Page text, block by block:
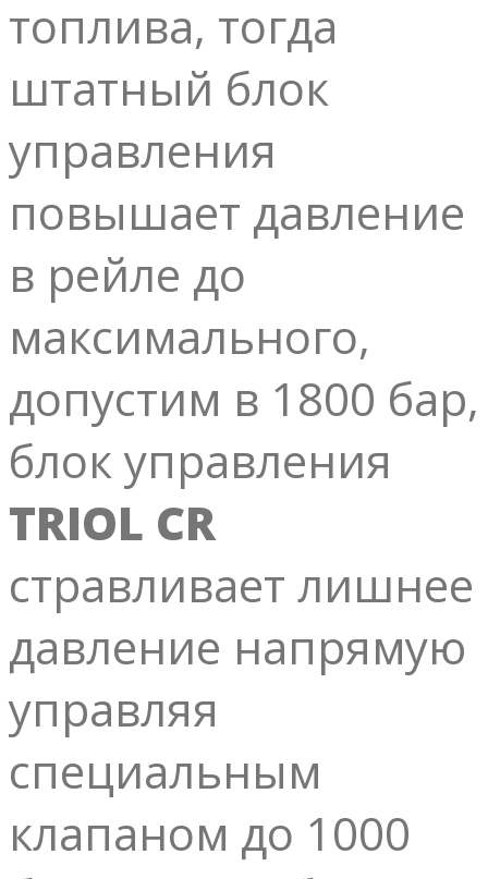
топлива, тогда
штатный блок
управления
повышает давление
в рейле до
максимального,
допустим в 1800 бар,
блок управления
TRIOL CR
стравливает лишнее
давление напрямую
управляя
специальным
клапаном до 1000